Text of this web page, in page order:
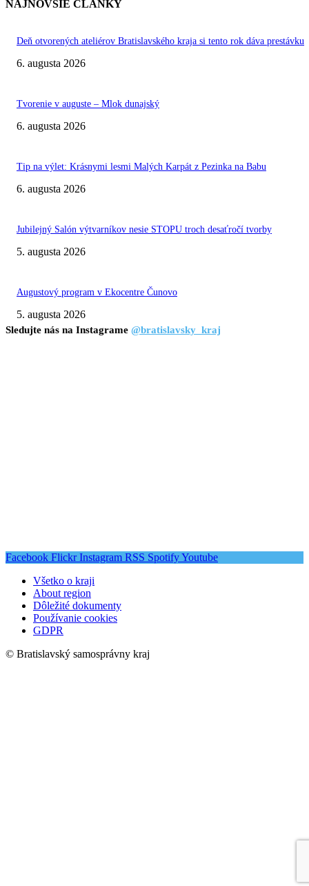
NAJNOVŠIE ČLÁNKY
Deň otvorených ateliérov Bratislavského kraja si tento rok dáva prestávku
6. augusta 2026
Tvorenie v auguste – Mlok dunajský
6. augusta 2026
Tip na výlet: Krásnymi lesmi Malých Karpát z Pezinka na Babu
6. augusta 2026
Jubilejný Salón výtvarníkov nesie STOPU troch desaťročí tvorby
5. augusta 2026
Augustový program v Ekocentre Čunovo
5. augusta 2026
Sledujte nás na Instagrame @bratislavsky_kraj
Facebook Flickr Instagram RSS SpotifyYoutube
Všetko o kraji
About region
Dôležité dokumenty
Používanie cookies
GDPR
© Bratislavský samosprávny kraj